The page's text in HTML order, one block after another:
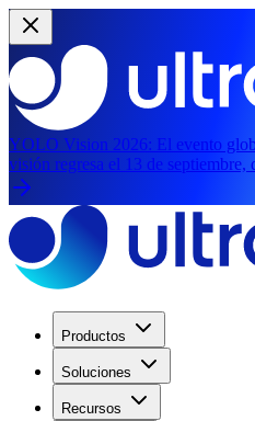
YOLO Vision 2026: El evento
visión regresa el 13 de septiembre,
Productos
Soluciones
Recursos